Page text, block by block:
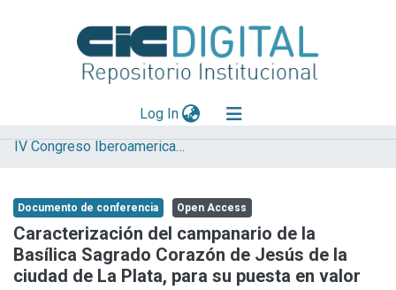
Log In(current)
Explorar
Aportar material
Statistics
IV Congreso Iberoamericano y XII Jornada de Técnicas de Reparación y Conservación del Patrimonio
Documento de conferencia Open Access
Caracterización del campanario de la
Basílica Sagrado Corazón de Jesús de la
ciudad de La Plata, para su puesta en valor